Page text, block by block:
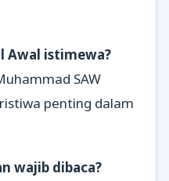
Awal istimewa?
SAW
penting dalam
wajib dibaca?